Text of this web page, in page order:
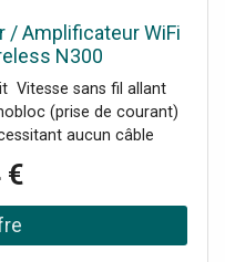
/ Amplificateur WiFi
N300
Vitesse sans fil allant
(prise de courant)
aucun câble
QRS pour mobiles
: indicateur de force
un audit de
!
€